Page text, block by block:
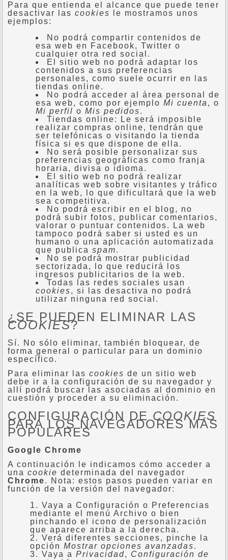
Para que entienda el alcance que puede tener
desactivar las cookies
le mostramos unos
ejemplos:
No podrá compartir contenidos de
esa web en Facebook, Twitter o
cualquier otra red social.
El sitio web no podrá adaptar los
contenidos a sus preferencias
personales, como suele ocurrir en las
tiendas online.
No podrá acceder al área personal de
esa web, como por ejemplo Mi cuenta , o
Mi perfil o Mis pedidos.
Tiendas online: Le será imposible
realizar compras online, tendrán que
ser telefónicas o visitando la tienda
física si es que dispone de ella.
No será posible personalizar sus
preferencias geográficas como franja
horaria, divisa o idioma.
El sitio web no podrá realizar
analíticas web sobre visitantes y tráfico
en la web, lo que dificultará que la web
sea competitiva.
No podrá escribir en el blog, no
podrá subir fotos, publicar comentarios,
valorar o puntuar contenidos. La web
tampoco podrá saber si usted es un
humano o una aplicación automatizada
que publica spam.
No se podrá mostrar publicidad
sectorizada, lo que reducirá los
ingresos publicitarios de la web.
Todas las redes sociales usan
cookies, si las desactiva no podrá
utilizar ninguna red social.
¿SE PUEDEN ELIMINAR LAS
COOKIES?
Sí. No sólo eliminar, también bloquear, de
forma general o particular para un dominio
específico.
Para eliminar las cookies de un sitio web
debe ir a la configuración de su navegador y
allí podrá buscar las asociadas al dominio en
cuestión y proceder a su eliminación.
CONFIGURACIÓN DE COOKIES
PARA LOS NAVEGADORES MÁS
POPULARES
Google Chrome
A continuación le indicamos cómo acceder a
una cookie determinada del navegador
Chrome. Nota: estos pasos pueden variar en
función de la versión del navegador:
Vaya a Configuración o Preferencias
mediante el menú Archivo o bien
pinchando el icono de personalización
que aparece arriba a la derecha.
Verá diferentes secciones, pinche la
opción Mostrar opciones avanzadas.
Vaya a Privacidad, Configuración de